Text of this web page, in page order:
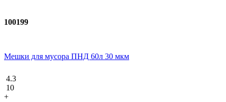
100199
Мешки для мусора ПНД 60л 30 мкм
4.3
10
+